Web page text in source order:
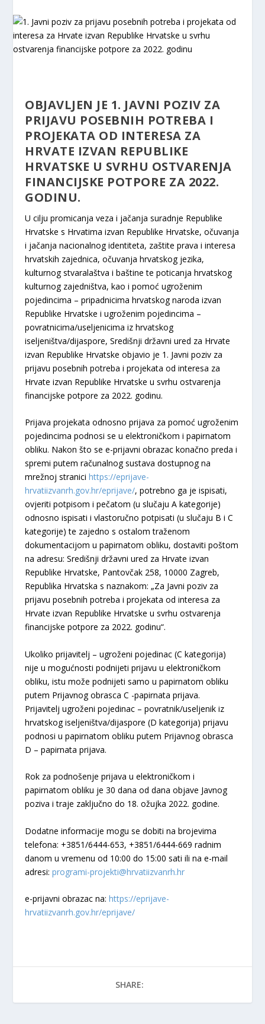
OBJAVLJEN JE 1. JAVNI POZIV ZA
PRIJAVU POSEBNIH POTREBA I
PROJEKATA OD INTERESA ZA
HRVATE IZVAN REPUBLIKE
HRVATSKE U SVRHU OSTVARENJA
FINANCIJSKE POTPORE ZA 2022.
GODINU.
U cilju promicanja veza i jačanja suradnje Republike
Hrvatske s Hrvatima izvan Republike Hrvatske, očuvanja
i jačanja nacionalnog identiteta, zaštite prava i interesa
hrvatskih zajednica, očuvanja hrvatskog jezika,
kulturnog stvaralaštva i baštine te poticanja hrvatskog
kulturnog zajedništva, kao i pomoć ugroženim
pojedincima – pripadnicima hrvatskog naroda izvan
Republike Hrvatske i ugroženim pojedincima –
povratnicima/useljenicima iz hrvatskog
iseljeništva/dijaspore, Središnji državni ured za Hrvate
izvan Republike Hrvatske objavio je 1. Javni poziv za
prijavu posebnih potreba i projekata od interesa za
Hrvate izvan Republike Hrvatske u svrhu ostvarenja
financijske potpore za 2022. godinu.
Prijava projekata odnosno prijava za pomoć ugroženim
pojedincima podnosi se u elektroničkom i papirnatom
obliku. Nakon što se e-prijavni obrazac konačno preda i
spremi putem računalnog sustava dostupnog na
mrežnoj stranicihttps://eprijave-
hrvatiizvanrh.gov.hr/eprijave/, potrebno ga je ispisati,
ovjeriti potpisom i pečatom (u slučaju A kategorije)
odnosno ispisati i vlastoručno potpisati (u slučaju B i C
kategorije) te zajedno s ostalom traženom
dokumentacijom u papirnatom obliku, dostaviti poštom
na adresu: Središnji državni ured za Hrvate izvan
Republike Hrvatske, Pantovčak 258, 10000 Zagreb,
Republika Hrvatska s naznakom: „Za Javni poziv za
prijavu posebnih potreba i projekata od interesa za
Hrvate izvan Republike Hrvatske u svrhu ostvarenja
financijske potpore za 2022. godinu“.
Ukoliko prijavitelj – ugroženi pojedinac (C kategorija)
nije u mogućnosti podnijeti prijavu u elektroničkom
obliku, istu može podnijeti samo u papirnatom obliku
putem Prijavnog obrasca C -papirnata prijava.
Prijavitelj ugroženi pojedinac – povratnik/useljenik iz
hrvatskog iseljeništva/dijaspore (D kategorija) prijavu
podnosi u papirnatom obliku putem Prijavnog obrasca
D – papirnata prijava.
Rok za podnošenje prijava u elektroničkom i
papirnatom obliku je 30 dana od dana objave Javnog
poziva i traje zaključno do 18. ožujka 2022. godine.
Dodatne informacije mogu se dobiti na brojevima
telefona: +3851/6444-653, +3851/6444-669 radnim
danom u vremenu od 10:00 do 15:00 sati ili na e-mail
adresi:programi-projekti@hrvatiizvanrh.hr
e-prijavni obrazac na:https://eprijave-
hrvatiizvanrh.gov.hr/eprijave/
SHARE: